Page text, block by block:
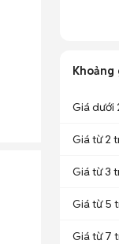
Khoảng
Giá dưới
Giá từ 2
Giá từ 3
Giá từ 5
Giá từ 7